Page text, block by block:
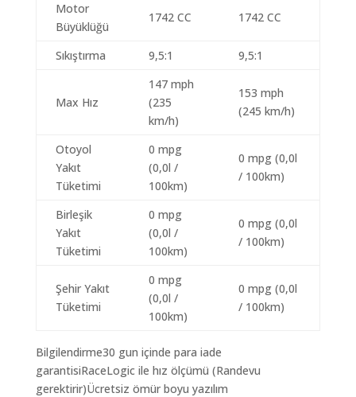
Motor
Büyüklüğü
1742 CC 1742 CC
Sıkıştırma 9,5:1 9,5:1
Max Hız
147 mph
(235
km/h)
153 mph
(245 km/h)
Otoyol
Yakıt
Tüketimi
0 mpg
(0,0l /
100km)
0 mpg (0,0l
/ 100km)
Birleşik
Yakıt
Tüketimi
0 mpg
(0,0l /
100km)
0 mpg (0,0l
/ 100km)
Şehir Yakıt
Tüketimi
0 mpg
(0,0l /
100km)
0 mpg (0,0l
/ 100km)
Bilgilendirme30 gun içinde para iade
garantisiRaceLogic ile hız ölçümü (Randevu
gerektirir)Ücretsiz ömür boyu yazılım